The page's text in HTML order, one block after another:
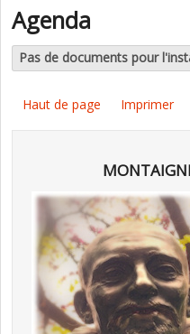
Agenda
Pas de documents pour
Haut de page Imprimer